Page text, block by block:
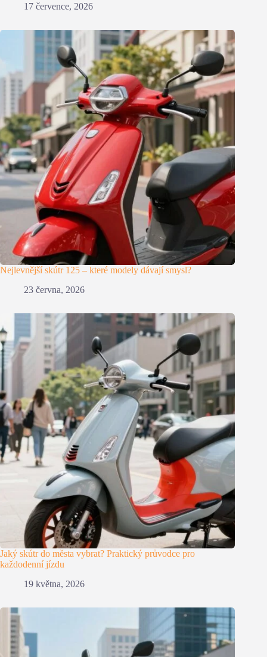
17 července, 2026
Nejlevnější skútr 125 – které modely dávají smysl?
23 června, 2026
Jaký skútr do města vybrat? Praktický průvodce pro
každodenní jízdu
19 května, 2026